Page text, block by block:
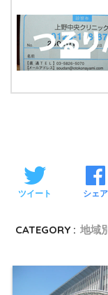
ツイート シェア
CATEGORY : 地域